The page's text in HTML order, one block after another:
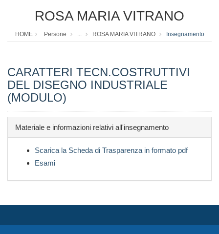
ROSA MARIA VITRANO
HOME Persone ... ROSA MARIA VITRANO Insegnamento
CARATTERI TECN.COSTRUTTIVI
DEL DISEGNO INDUSTRIALE
(MODULO)
Materiale e informazioni relativi all'insegnamento
Scarica la Scheda di Trasparenza in formato pdf
Esami